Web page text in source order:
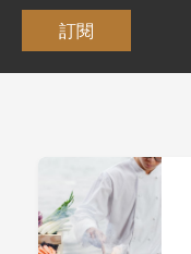
訂閱